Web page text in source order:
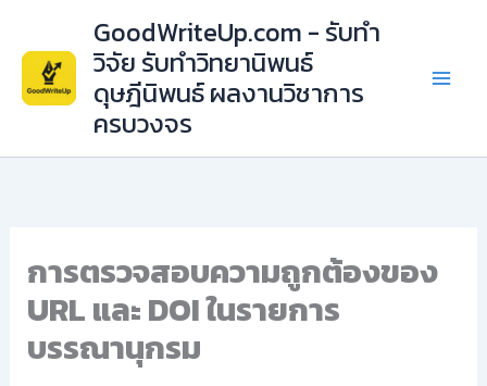
content
GoodWriteUp.com - รับทำ
วิจัย รับทำวิทยานิพนธ์
ดุษฎีนิพนธ์ ผลงานวิชาการ
ครบวงจร
การตรวจสอบความถูกต้องของ
URL และ DOI ในรายการ
บรรณานุกรม